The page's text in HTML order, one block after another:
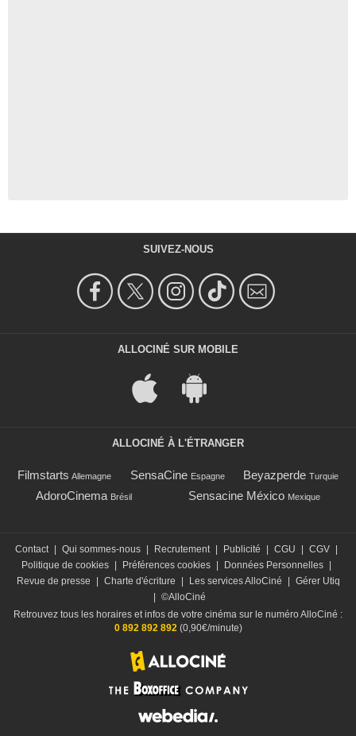
SUIVEZ-NOUS
ALLOCINÉ SUR MOBILE
ALLOCINÉ À L'ÉTRANGER
Filmstarts Allemagne SensaCine Espagne Beyazperde Turquie
AdoroCinema Brésil Sensacine México Mexique
Contact Qui sommes-nous Recrutement Publicité CGU CGV
Politique de cookies
Préférences cookies Données Personnelles
Revue de presse
Charte d'écriture Les services AlloCiné
Gérer Utiq
©AlloCiné
Retrouvez tous les horaires et infos de votre cinéma sur le numéro AlloCiné :
0 892 892 892(0,90€/minute)